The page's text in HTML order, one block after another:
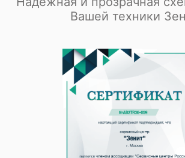
Вашей техники